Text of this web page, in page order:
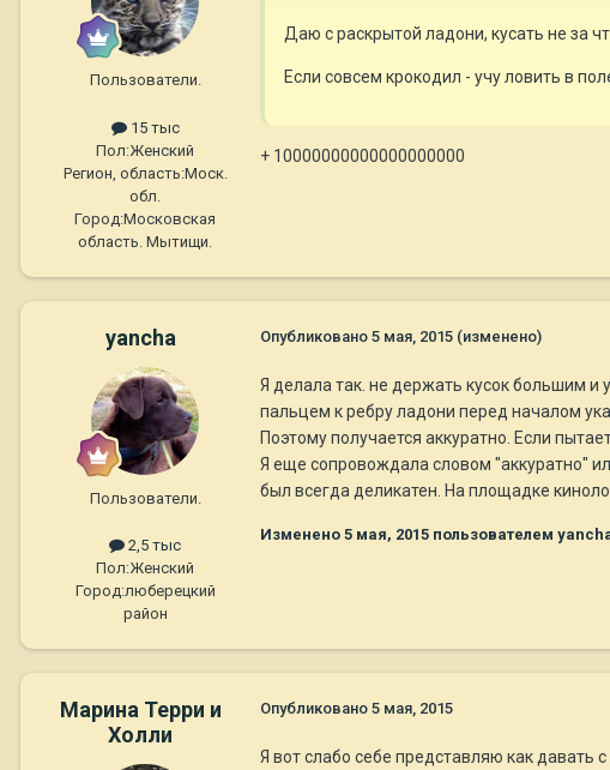
Пользователи.
15 тыс
Пол:Женский
Регион, область:Моск.
обл.
Город:Московская
область. Мытищи.
Даю с раскрытой ладони, кусать не за
Если совсем крокодил - учу ловить в
+ 10000000000000000000
yancha
Пользователи.
2,5 тыс
Пол:Женский
Город:люберецкий
район
Опубликовано 5 мая, 2015 (изменено)
Я делала так. не держать кусок большим и
пальцем к ребру ладони перед началом
Поэтому получается аккуратно. Если
Я еще сопровождала словом "аккуратно"
был всегда деликатен. На площадке
Изменено 5 мая, 2015 пользователем
Марина Терри и
Холли
Опубликовано 5 мая, 2015
Я вот слабо себе представляю как давать